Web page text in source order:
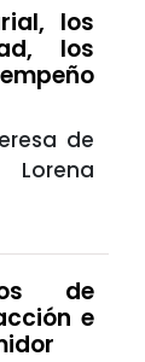
los
los
de
Lorena
de
e